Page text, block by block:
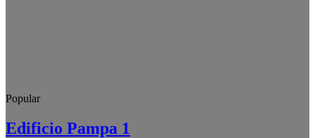
Popular
Edificio Pampa 1